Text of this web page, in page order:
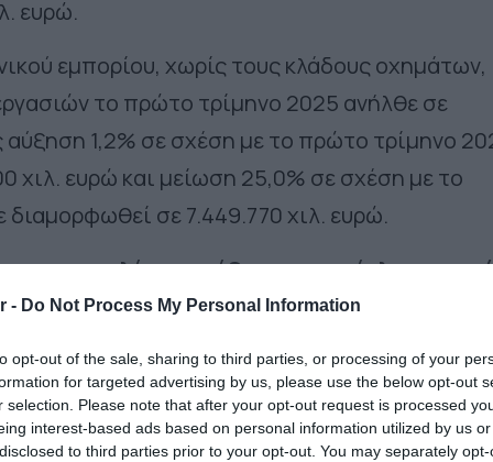
- Do Not Process My Personal Information
opt-out of the sale, sharing to third parties, or processing of your
for targeted advertising by us, please use the below opt-out
selection. Please note that after your opt-out request is processed
interest-based ads based on personal information utilized by us
to third parties prior to your opt-out. You may separately
ευρώ.
εμπορίου, χωρίς τους κλάδους οχημάτων,
το πρώτο τρίμηνο 2025 ανήλθε σε
1,2% σε σχέση με το πρώτο τρίμηνο
χιλ. ευρώ και μείωση 25,0% σε σχέση με το
διαμορφωθεί σε 7.449.770 χιλ. ευρώ.
τη μεγαλύτερη αύξηση στον κύκλο
το αντίστοιχο τρίμηνο του 2024 είναι:
προϊόντων, ενδυμάτων και
33,4%.
ειδών σε καταστήματα, αύξηση 30,7%.